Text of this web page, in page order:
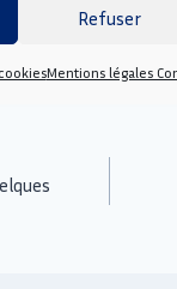
Refuser
Mentions légales